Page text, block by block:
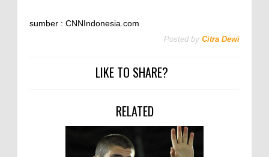
sumber : CNNIndonesia.com
Posted by Citra Dewi
LIKE TO SHARE?
RELATED